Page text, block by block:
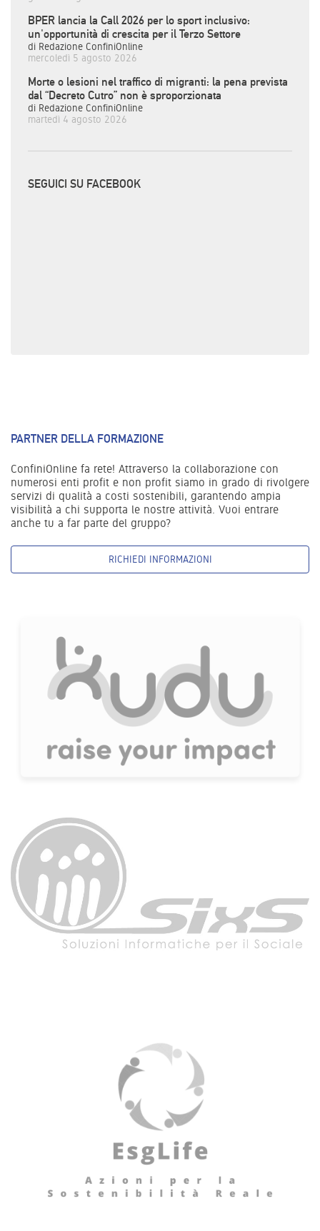
BPER lancia la Call 2026 per lo sport inclusivo:
un'opportunità di crescita per il Terzo Settore
di Redazione ConfiniOnline
mercoledì 5 agosto 2026
Morte o lesioni nel traffico di migranti: la pena prevista
dal “Decreto Cutro” non è sproporzionata
di Redazione ConfiniOnline
martedì 4 agosto 2026
SEGUICI SU FACEBOOK
PARTNER DELLA FORMAZIONE
ConfiniOnline fa rete! Attraverso la collaborazione con
numerosi enti profit e non profit siamo in grado di rivolgere
servizi di qualità a costi sostenibili, garantendo ampia
visibilità a chi supporta le nostre attività. Vuoi entrare
anche tu a far parte del gruppo?
RICHIEDI INFORMAZIONI